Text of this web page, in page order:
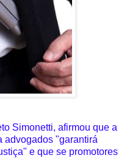
Simonetti, afirmou que a
advogados "garantirá
e que se promotores